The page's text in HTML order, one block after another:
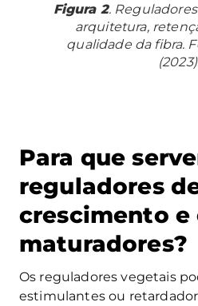
Figura 2.
arquitetura,
qualidade da fibra.
Para que
reguladores
crescimento e
maturadores?
Os reguladores vegetais
estimulantes ou